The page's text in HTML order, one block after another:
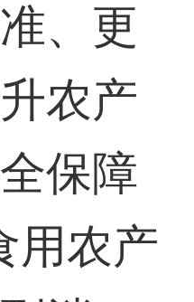
、更
农产
保障
用农产